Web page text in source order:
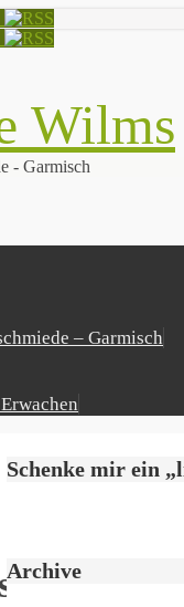
Wilms
- Garmisch
– Garmisch
Schenke mir ein
Archive